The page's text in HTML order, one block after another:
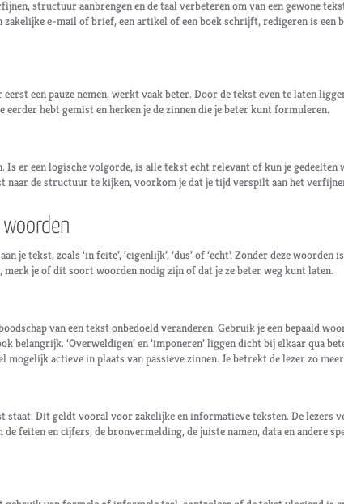
structuur aanbrengen en de taal verbeteren om van een gewone
zakelijke e-mail of brief, een artikel of een boek schrijft, redigeren is een
een pauze nemen, werkt vaak beter. Door de tekst even te laten
eerder hebt gemist en herken je de zinnen die je beter kunt formuleren.
er een logische volgorde, is alle tekst echt relevant of kun je gedeelten
naar de structuur te kijken, voorkom je dat je tijd verspilt aan het
tekst, zoals ‘in feite’, ‘eigenlijk’, ‘dus’ of ‘echt’. Zonder deze woorden
je of dit soort woorden nodig zijn of dat je ze beter weg kunt laten.
van een tekst onbedoeld veranderen. Gebruik je een bepaald
belangrijk. ‘Overweldigen’ en ‘imponeren’ liggen dicht bij elkaar qua
actieve in plaats van passieve zinnen. Je betrekt de lezer zo
staat. Dit geldt vooral voor zakelijke en informatieve teksten. De lezers
feiten en cijfers, de bronvermelding, de juiste namen, data en andere